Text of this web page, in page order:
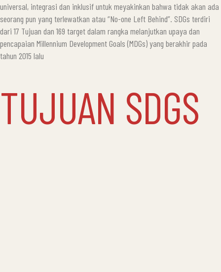
universal, integrasi dan inklusif untuk meyakinkan bahwa tidak akan ada
seorang pun yang terlewatkan atau “No-one Left Behind”. SDGs terdiri
dari 17 Tujuan dan 169 target dalam rangka melanjutkan upaya dan
pencapaian Millennium Development Goals (MDGs) yang berakhir pada
tahun 2015 lalu
TUJUAN SDGS